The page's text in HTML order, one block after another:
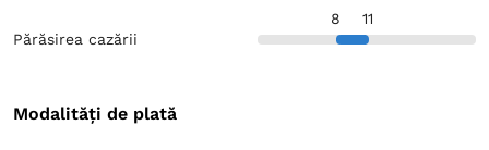
Părăsirea cazării
8 11
Modalități de plată